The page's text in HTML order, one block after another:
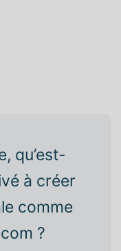
qu’est-
à créer
comme
?